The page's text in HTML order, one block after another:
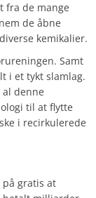
fra de mange
de åbne
kemikalier.
Samt
i et tykt slamlag.
denne
til at flytte
i recirkulerede
gratis at